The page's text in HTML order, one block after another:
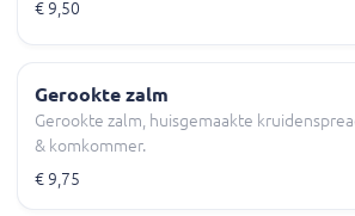
€ 9,50
Gerookte zalm
Gerookte zalm, huisgemaakte
& komkommer.
€ 9,75